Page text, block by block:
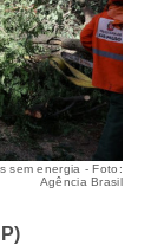
sem energia - Foto:
Agência Brasil